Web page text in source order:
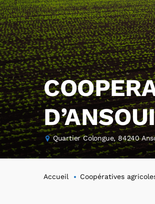
Quartier Colongue, 84240
Accueil Coopératives